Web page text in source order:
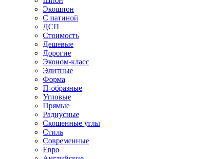
Экошпон
С патиной
ДСП
Стоимость
Дешевые
Дорогие
Эконом-класс
Элитные
Форма
П-образные
Угловые
Прямые
Радиусные
Скошенные углы
Стиль
Современные
Евро